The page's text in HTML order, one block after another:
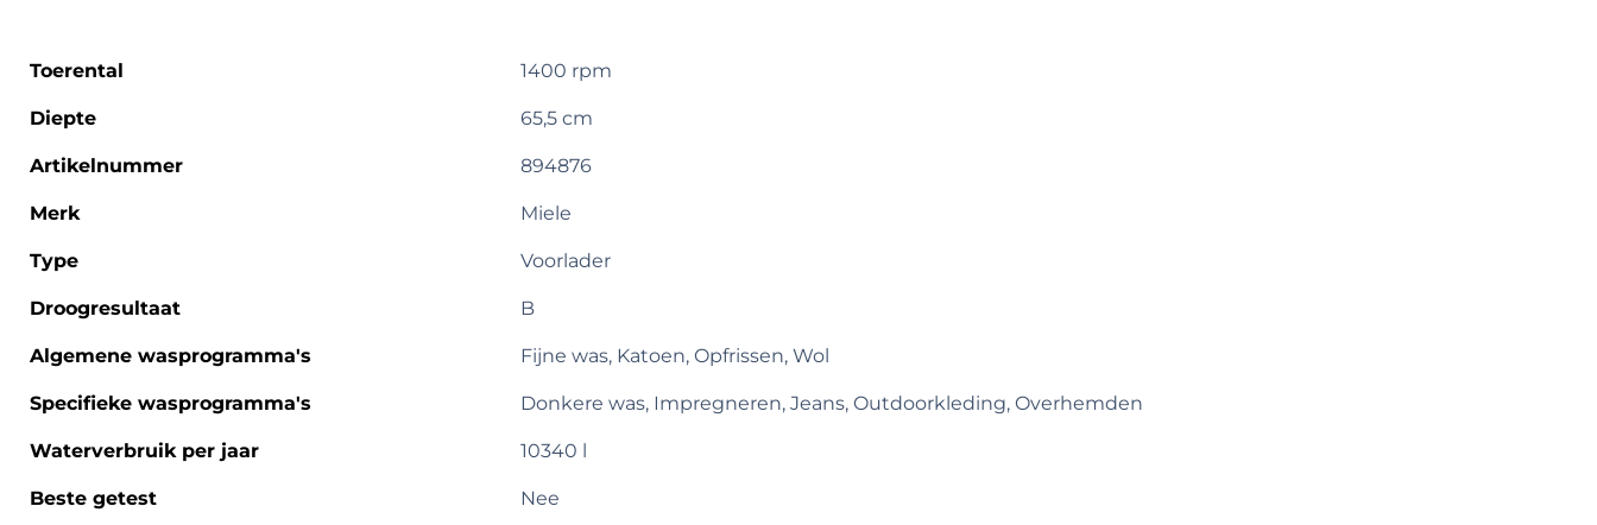
Toerental 1400 rpm
Diepte 65,5 cm
Artikelnummer 894876
Merk Miele
Type Voorlader
Droogresultaat B
Algemene wasprogramma's Fijne was, Katoen, Opfrissen, Wol
Specifieke wasprogramma's Donkere was, Impregneren, Jeans, Outdoorkleding, Overhemden
Waterverbruik per jaar 10340 l
Beste getest Nee